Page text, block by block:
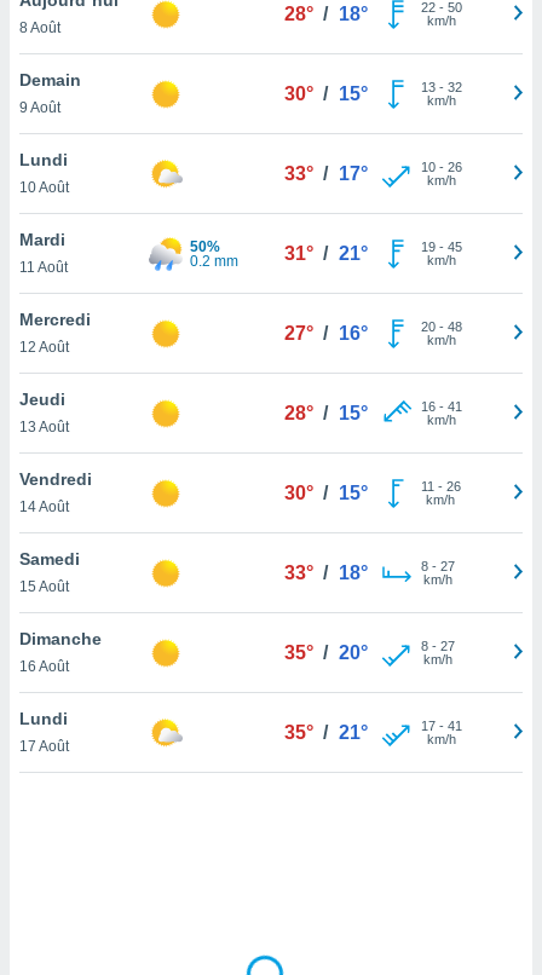
et
»,
au
vous
qu'ils
ou
le
ainsi
un
la
du
en
de
8 Août
28° / 18° 22- 50
km/h
Demain
9 Août
30° / 15° 13- 32
km/h
Lundi
10 Août
33° / 17° 10- 26
km/h
Mardi
11 Août
50%
0.2 mm
31° / 21° 19- 45
km/h
Mercredi
12 Août
27° / 16° 20- 48
km/h
Jeudi
13 Août
28° / 15° 16- 41
km/h
Vendredi
14 Août
30° / 15° 11 - 26
km/h
Samedi
15 Août
33° / 18° 8- 27
km/h
Dimanche
16 Août
35° / 20° 8- 27
km/h
Lundi
17 Août
35° / 21° 17- 41
km/h